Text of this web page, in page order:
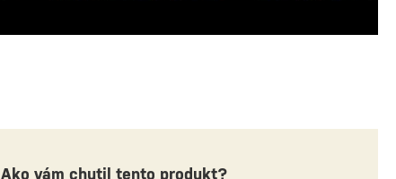
Ako vám chutil tento produkt?